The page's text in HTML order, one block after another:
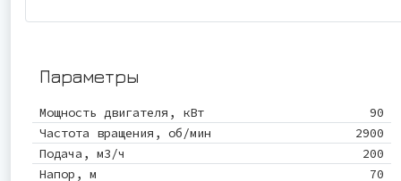
Параметры
Мощность двигателя, кВт
90
Частота вращения, об/мин
2900
Подача, м3/ч
200
Напор, м
70